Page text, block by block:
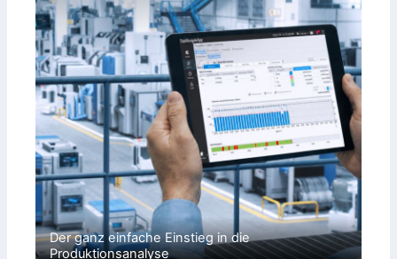
Der ganz einfache Einstieg in die
Produktionsanalyse